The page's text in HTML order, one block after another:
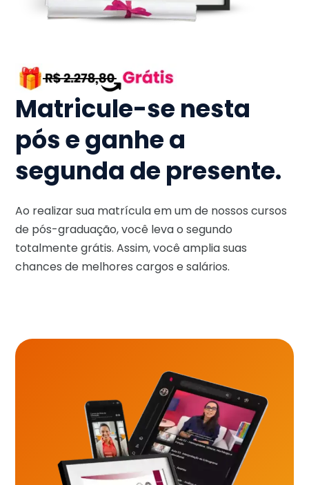
Matricule-se nesta
pós e ganhe a
segunda de presente.
Ao realizar sua matrícula em um de nossos cursos
de pós-graduação, você leva o segundo
totalmente grátis. Assim, você amplia suas
chances de melhores cargos e salários.